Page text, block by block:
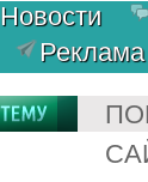
Новости
Реклама